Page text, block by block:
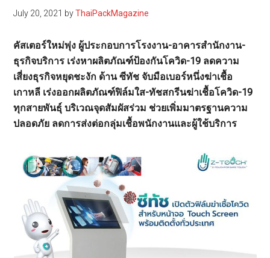
July 20, 2021 byThaiPackMagazine
คัสเตอร์ใหม่พุ่ง ผู้ประกอบการโรงงาน-อาคารสำนักงาน-
ธุรกิจบริการ เร่งหาผลิตภัณฑ์ป้องกันโควิด-19 ลดความ
เสี่ยงธุรกิจหยุดชะงัก ด้าน ซีทัช จับมือเบอร์หนึ่งฆ่าเชื้อ
เกาหลี เร่งออกผลิตภัณฑ์ฟิล์มใส-ทัชสกรีนฆ่าเชื้อโควิด-19
ทุกสายพันธุ์ บริเวณจุดสัมผัสร่วม ช่วยเพิ่มมาตรฐานความ
ปลอดภัย ลดการส่งต่อกลุ่มเชื้อพนักงานและผู้ใช้บริการ